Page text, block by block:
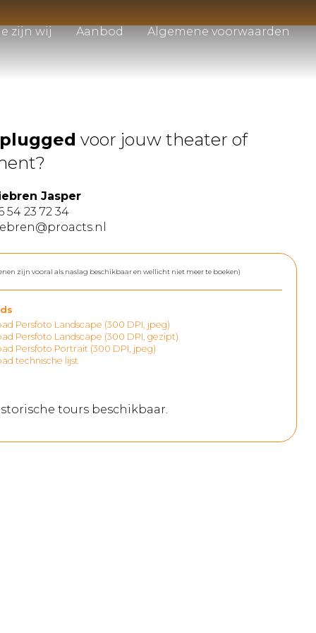
zijn wij Aanbod Algemene voorwaarden
voor jouw theater of
Jasper
54 23 72 34
zijn vooral als naslag beschikbaar en wellicht niet meer te boeken)
Persfoto Landscape (300 DPI, jpeg)
Persfoto Landscape (300 DPI, gezipt)
Persfoto Portrait (300 DPI, jpeg)
technische lijst
tours beschikbaar.